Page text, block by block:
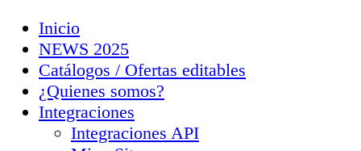
Inicio
NEWS 2025
Catálogos / Ofertas editables
¿Quienes somos?
Integraciones
Integraciones API